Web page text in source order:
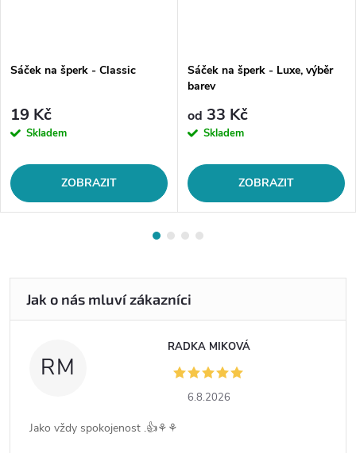
Sáček na šperk - Classic
19 Kč
Skladem
ZOBRAZIT
Sáček na šperk - Luxe, výběr
barev
od 33 Kč
Skladem
ZOBRAZIT
RM
RADKA MIKOVÁ
6.8.2026
Jako vždy spokojenost .👍⚘️⚘️